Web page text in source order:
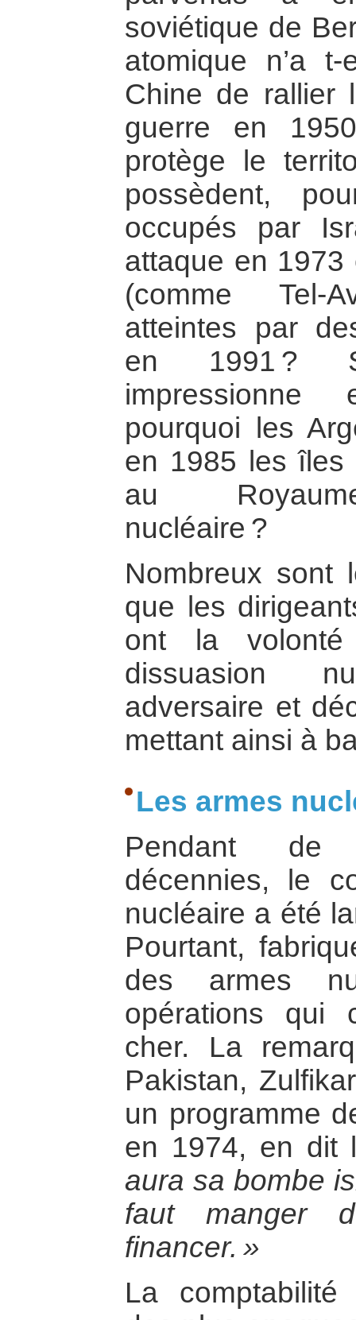
soviétique de
atomique n’a
Chine de rallier
guerre en
protège le
possèdent,
occupés par
attaque en
(comme Tel-
atteintes par
en 1991 ?
pourquoi les
en 1985 les îles
au
nucléaire ?
Nombreux sont
que les
ont la volonté
dissuasion
adversaire et
mettant ainsi à
Les armes
Pendant de
décennies, le
nucléaire a été
Pourtant,
des armes
opérations qui
cher. La
Pakistan,
un programme
en 1974, en
aura sa bombe
faut manger
financer. »
La